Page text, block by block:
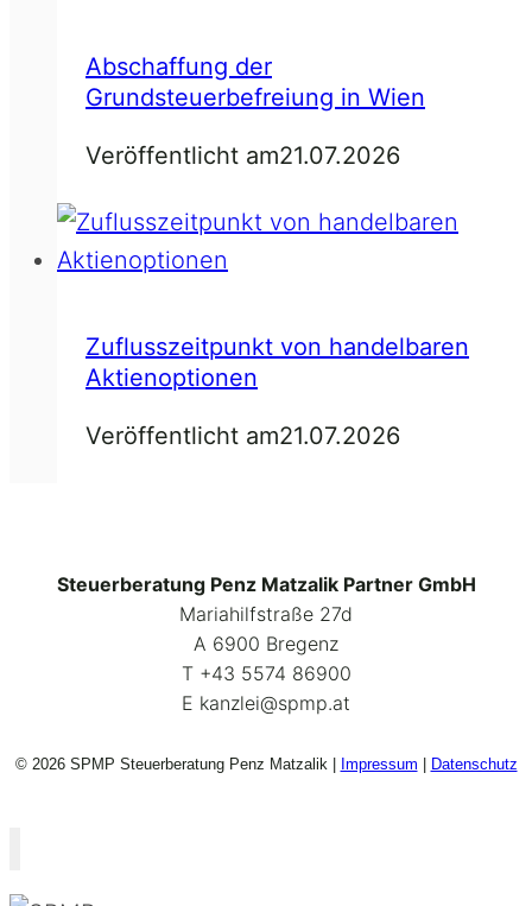
Abschaffung der
Grundsteuerbefreiung in Wien
Veröffentlicht am21.07.2026
Zuflusszeitpunkt von handelbaren
Aktienoptionen
Veröffentlicht am21.07.2026
Steuerberatung Penz Matzalik Partner GmbH
Mariahilfstraße 27d
A 6900 Bregenz
Т +43 5574 86900
E kanzlei@spmp.at
© 2026 SPMP Steuerberatung Penz Matzalik | Impressum Datenschutz